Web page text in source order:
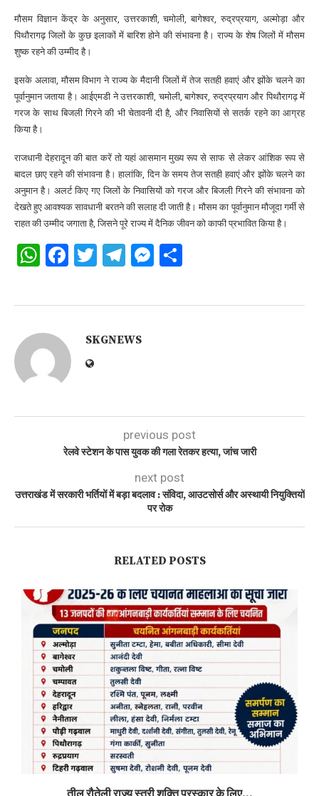
मौसम विज्ञान केंद्र के अनुसार, उत्तरकाशी, चमोली, बागेश्वर, रुद्रप्रयाग, अल्मोड़ा और
पिथौरागढ़ जिलों के कुछ इलाकों में बारिश होने की संभावना है। राज्य के शेष जिलों में मौसम
शुष्क रहने की उम्मीद है।
इसके अलावा, मौसम विभाग ने राज्य के मैदानी जिलों में तेज सतही हवाएं और झोंके चलने का
पूर्वानुमान जताया है। आईएमडी ने उत्तरकाशी, चमोली, बागेश्वर, रुद्रप्रयाग और पिथौरागढ़ में
गरज के साथ बिजली गिरने की भी चेतावनी दी है, और निवासियों से सतर्क रहने का आग्रह
किया है।
राजधानी देहरादून की बात करें तो यहां आसमान मुख्य रूप से साफ से लेकर आंशिक रूप से
बादल छाए रहने की संभावना है। हालांकि, दिन के समय तेज सतही हवाएं और झोंके चलने का
अनुमान है। अलर्ट किए गए जिलों के निवासियों को गरज और बिजली गिरने की संभावना को
देखते हुए आवश्यक सावधानी बरतने की सलाह दी जाती है। मौसम का पूर्वानुमान मौजूदा गर्मी से
राहत की उम्मीद जगाता है, जिसने पूरे राज्य में दैनिक जीवन को काफी प्रभावित किया है।
WhatsApp
Facebook
Twitter
Telegram
Messenger
SKGNEWS
previous post
रेलवे स्टेशन के पास युवक की गला रेतकर हत्या, जांच जारी
next post
उत्तराखंड में सरकारी भर्तियों में बड़ा बदलाव : संविदा, आउटसोर्स और अस्थायी नियुक्तियों
पर रोक
RELATED POSTS